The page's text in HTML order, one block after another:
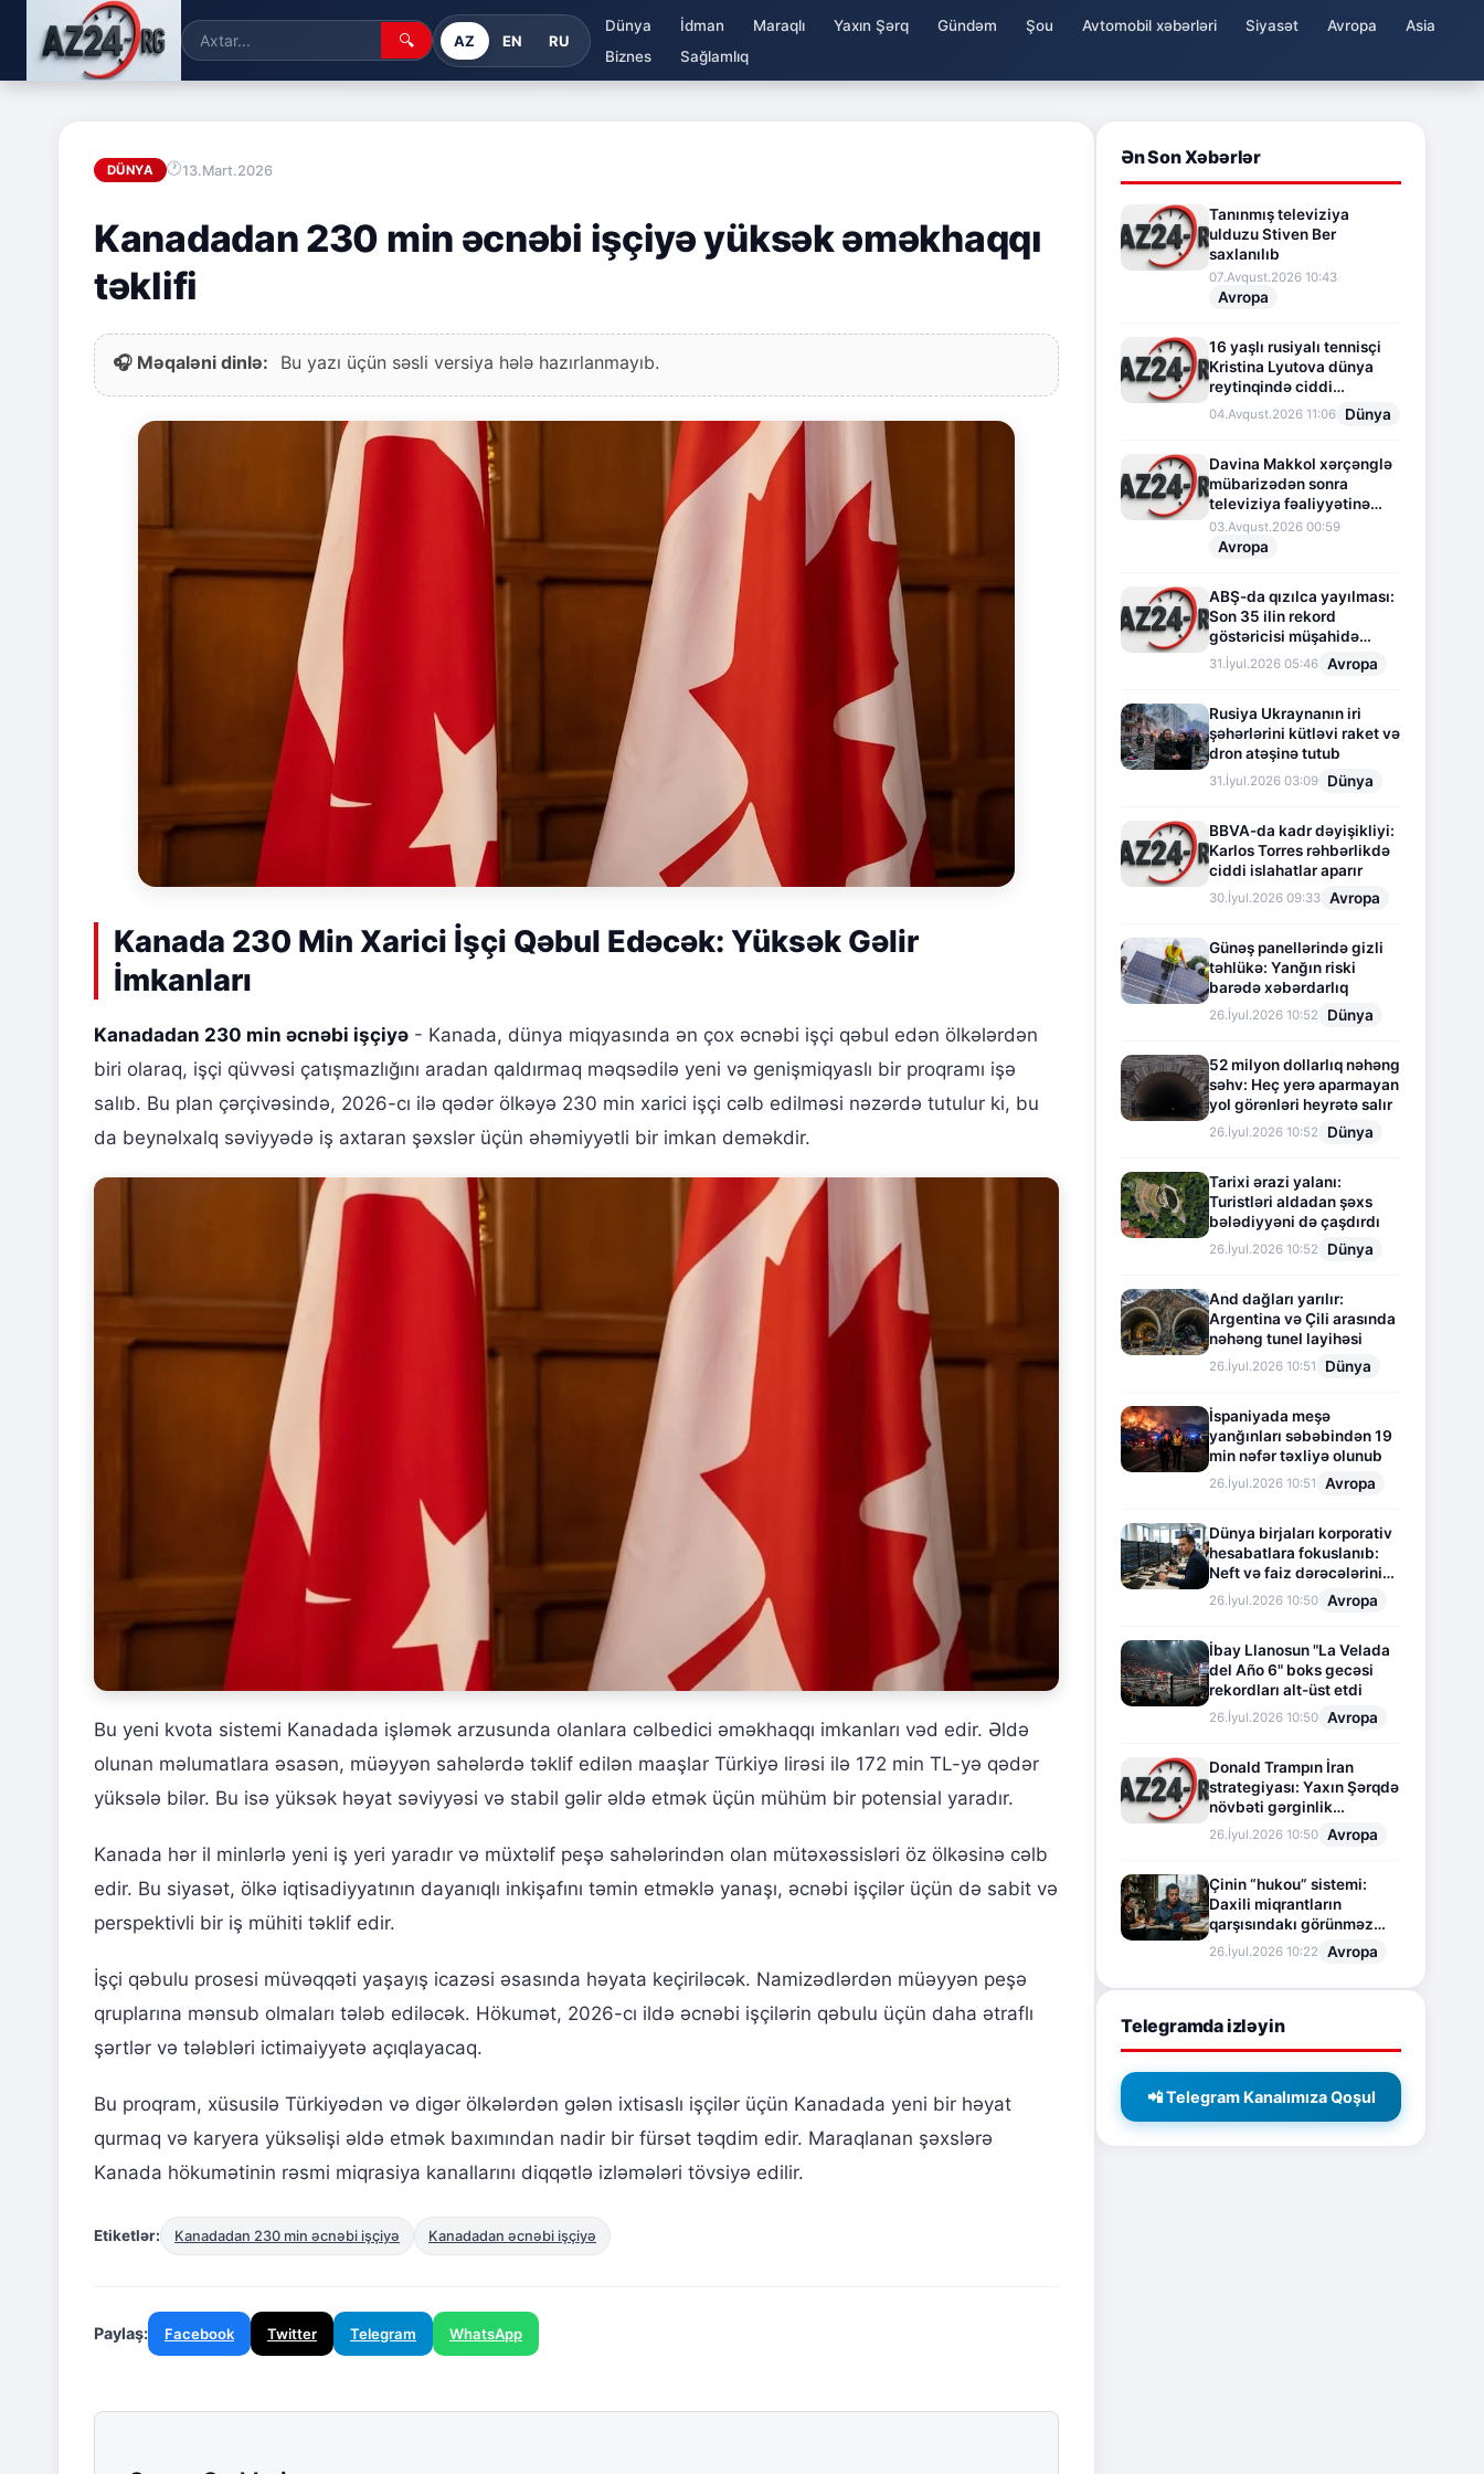
🔍 AZ EN RU
Dünya İdman Maraqlı Yaxın Şərq Gündəm Şou Avtomobil xəbərləri Siyasət Avropa
Asia
Biznes
Sağlamlıq
DÜNYA 13.Mart.2026
Kanadadan 230 min əcnəbi işçiyə yüksək əməkhaqqı
təklifi
🎧 Məqaləni dinlə: Bu yazı üçün səsli versiya hələ hazırlanmayıb.
Kanada 230 Min Xarici İşçi Qəbul Edəcək: Yüksək Gəlir
İmkanları
Kanadadan 230 min əcnəbi işçiyə - Kanada, dünya miqyasında ən çox əcnəbi işçi qəbul edən ölkələrdən
biri olaraq, işçi qüvvəsi çatışmazlığını aradan qaldırmaq məqsədilə yeni və genişmiqyaslı bir proqramı işə
salıb. Bu plan çərçivəsində, 2026-cı ilə qədər ölkəyə 230 min xarici işçi cəlb edilməsi nəzərdə tutulur ki, bu
da beynəlxalq səviyyədə iş axtaran şəxslər üçün əhəmiyyətli bir imkan deməkdir.
Bu yeni kvota sistemi Kanadada işləmək arzusunda olanlara cəlbedici əməkhaqqı imkanları vəd edir. Əldə
olunan məlumatlara əsasən, müəyyən sahələrdə təklif edilən maaşlar Türkiyə lirəsi ilə 172 min TL-yə qədər
yüksələ bilər. Bu isə yüksək həyat səviyyəsi və stabil gəlir əldə etmək üçün mühüm bir potensial yaradır.
Kanada hər il minlərlə yeni iş yeri yaradır və müxtəlif peşə sahələrindən olan mütəxəssisləri öz ölkəsinə cəlb
edir. Bu siyasət, ölkə iqtisadiyyatının dayanıqlı inkişafını təmin etməklə yanaşı, əcnəbi işçilər üçün də sabit və
perspektivli bir iş mühiti təklif edir.
İşçi qəbulu prosesi müvəqqəti yaşayış icazəsi əsasında həyata keçiriləcək. Namizədlərdən müəyyən peşə
qruplarına mənsub olmaları tələb ediləcək. Hökumət, 2026-cı ildə əcnəbi işçilərin qəbulu üçün daha ətraflı
şərtlər və tələbləri ictimaiyyətə açıqlayacaq.
Bu proqram, xüsusilə Türkiyədən və digər ölkələrdən gələn ixtisaslı işçilər üçün Kanadada yeni bir həyat
qurmaq və karyera yüksəlişi əldə etmək baxımından nadir bir fürsət təqdim edir. Maraqlanan şəxslərə
Kanada hökumətinin rəsmi miqrasiya kanallarını diqqətlə izləmələri tövsiyə edilir.
Etiketlər: Kanadadan 230 min əcnəbi işçiyə Kanadadan əcnəbi işçiyə
Paylaş: Facebook Twitter Telegram WhatsApp
Ən Son Xəbərlər
Tanınmış televiziya
ulduzu Stiven Ber
saxlanılıb
07.Avqust.2026 10:43
Avropa
16 yaşlı rusiyalı tennisçi
Kristina Lyutova dünya
reytinqində ciddi
irəliləyişə imza atdı
04.Avqust.2026 11:06 Dünya
Davina Makkol xərçənglə
mübarizədən sonra
televiziya fəaliyyətinə
fasilə verir
03.Avqust.2026 00:59
Avropa
ABŞ-da qızılca yayılması:
Son 35 ilin rekord
göstəricisi müşahidə
olunur
31.İyul.2026 05:46 Avropa
Rusiya Ukraynanın iri
şəhərlərini kütləvi raket və
dron atəşinə tutub
31.İyul.2026 03:09 Dünya
BBVA-da kadr dəyişikliyi:
Karlos Torres rəhbərlikdə
ciddi islahatlar aparır
30.İyul.2026 09:33 Avropa
Günəş panellərində gizli
təhlükə: Yanğın riski
barədə xəbərdarlıq
26.İyul.2026 10:52 Dünya
52 milyon dollarlıq nəhəng
səhv: Heç yerə aparmayan
yol görənləri heyrətə salır
26.İyul.2026 10:52 Dünya
Tarixi ərazi yalanı:
Turistləri aldadan şəxs
bələdiyyəni də çaşdırdı
26.İyul.2026 10:52 Dünya
And dağları yarılır:
Argentina və Çili arasında
nəhəng tunel layihəsi
26.İyul.2026 10:51 Dünya
İspaniyada meşə
yanğınları səbəbindən 19
min nəfər təxliyə olunub
26.İyul.2026 10:51 Avropa
Dünya birjaları korporativ
hesabatlara fokuslanıb:
Neft və faiz dərəcələrinin
təsiri altında cari vəziyyət
26.İyul.2026 10:50 Avropa
İbay Llanosun "La Velada
del Año 6" boks gecəsi
rekordları alt-üst etdi
26.İyul.2026 10:50 Avropa
Donald Trampın İran
strategiyası: Yaxın Şərqdə
növbəti gərginlik
mərhələsi
26.İyul.2026 10:50 Avropa
Çinin “hukou” sistemi:
Daxili miqrantların
qarşısındakı görünməz
sədd
26.İyul.2026 10:22 Avropa
Telegramda izləyin
📲 Telegram Kanalımıza Qoşul